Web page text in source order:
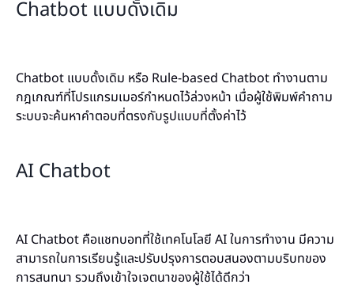
Chatbot แบบดั้งเดิม
Chatbot แบบดั้งเดิม หรือ Rule-based Chatbot ทำงานตาม
กฎเกณฑ์ที่โปรแกรมเมอร์กำหนดไว้ล่วงหน้า เมื่อผู้ใช้พิมพ์คำถาม
ระบบจะค้นหาคำตอบที่ตรงกับรูปแบบที่ตั้งค่าไว้
AI Chatbot
AI Chatbot คือแชทบอทที่ใช้เทคโนโลยี AI ในการทำงาน มีความ
สามารถในการเรียนรู้และปรับปรุงการตอบสนองตามบริบทของ
การสนทนา รวมถึงเข้าใจเจตนาของผู้ใช้ได้ดีกว่า